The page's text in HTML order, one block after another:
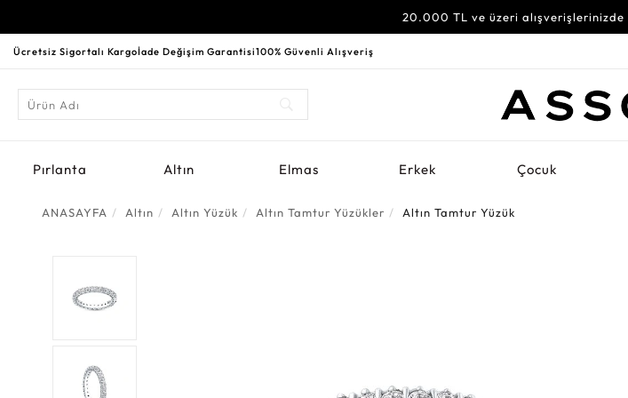
20.000 TL ve üzeri alışverişlerinizde
Ücretsiz Sigortalı Kargoİade Değişim Garantisi100% Güvenli Alışveriş
Pırlanta Altın Elmas Erkek Çocuk
ANASAYFA Altın Altın Yüzük Altın Tamtur Yüzükler Altın Tamtur Yüzük